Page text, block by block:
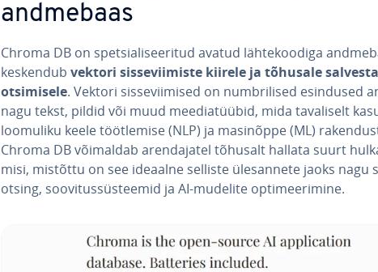
andmebaas
Chroma DB on spet­sia­li­see­ri­tud avatud läh­te­koo­diga
keskendub vektori sis­se­vii­miste kiirele ja tõhusale
ot­si­misele. Vektori sis­se­vii­mised on numb­ri­li­sed esindused
nagu tekst, pildid või muud mee­dia­tüü­bid, mida ta­va­li­selt
loomuliku keele tööt­le­mise (NLP) ja masinõppe (ML)
Chroma DB võimaldab aren­da­ja­tel tõhusalt hallata suurt
misi, mistõttu on see ideaalne selliste üles­an­nete jaoks nagu
otsing, soo­vi­tus­süs­tee­mid ja AI-mudelite op­ti­mee­ri­mine.